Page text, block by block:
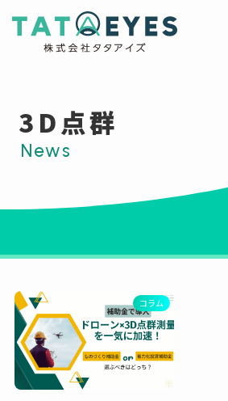
建設業に強い、経営改善のプロフェッシ
3D点群
コラム